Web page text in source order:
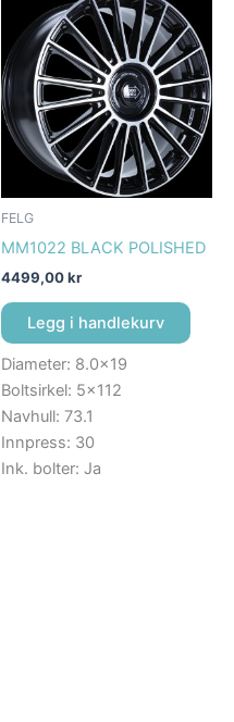
FELG
MM1022 BLACK POLISHED
4499,00kr
Legg i handlekurv
Diameter: 8.0×19
Boltsirkel: 5×112
Navhull: 73.1
Innpress: 30
Ink. bolter: Ja